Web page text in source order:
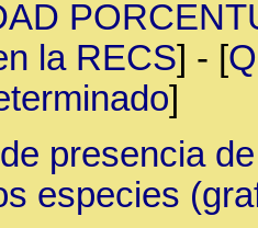
la RECS] - [
]
presencia
especies